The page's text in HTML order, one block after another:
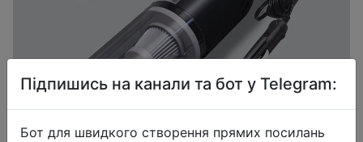
Підпишись на канали та бот у Telegram:
Бот для швидкого створення прямих посилань